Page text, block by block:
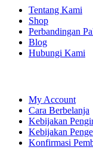
Tentang Kami
Shop
Perbandingan
Blog
Hubungi Kami
My Account
Cara Berbelanja
Kebijakan
Kebijakan
Konfirmasi